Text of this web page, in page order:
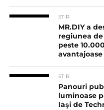
STIRI
MR.DIY a
regiunea
peste
avantajoase
STIRI
Panouri
luminoase
Iaşi de